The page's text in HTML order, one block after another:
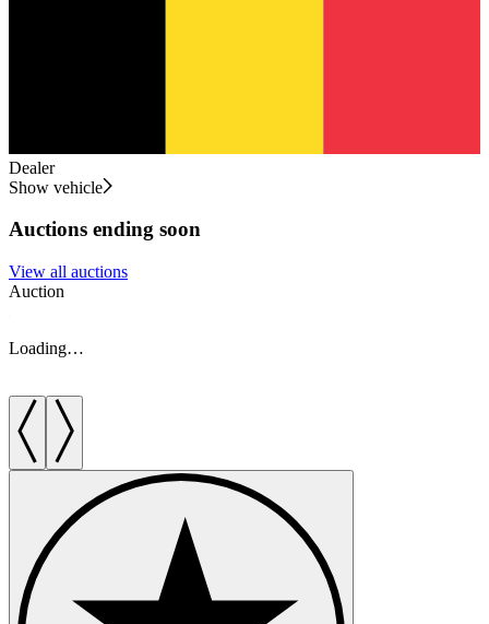
Dealer
Show vehicle
Auctions ending soon
View all auctions
Auction
Loading…